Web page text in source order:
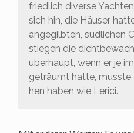
fried­lich diver­se
sich hin, die Häu­ser
ange­gilb­ten, süd­li­chen
stie­gen die
über­haupt, wenn er je
geträumt hat­te,
hen haben wie Lerici.